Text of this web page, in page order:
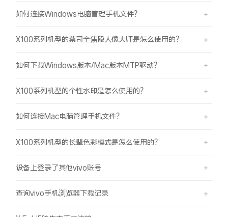
如何连接Windows电脑管理手机文件？
X100系列机型的蔡司全焦段人像大师是怎么使用的？
如何下载Windows版本/Mac版本MTP驱动？
X100系列机型的个性水印是怎么使用的？
如何连接Mac电脑管理手机文件？
X100系列机型的长辈色彩模式是怎么使用的？
设备上登录了其他vivo账号
查询vivo手机浏览器下载记录